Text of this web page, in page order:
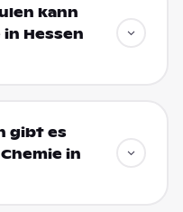
kann
Hessen
gibt es
in